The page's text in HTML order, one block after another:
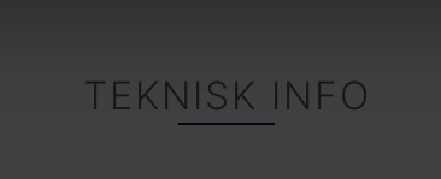
TEKNISK INFO